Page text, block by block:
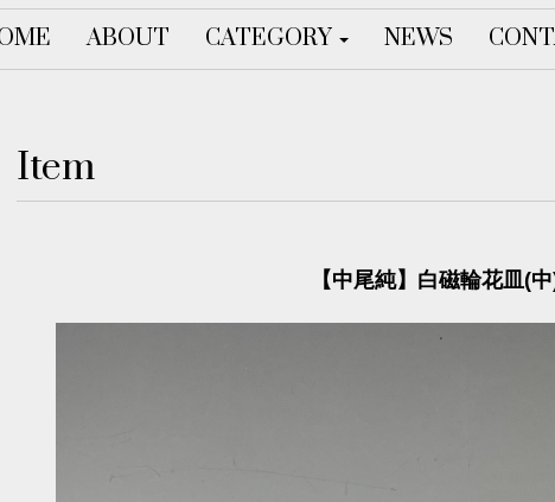
ABOUT CATEGORY NEWS
Item
【中尾純】白磁輪花皿(